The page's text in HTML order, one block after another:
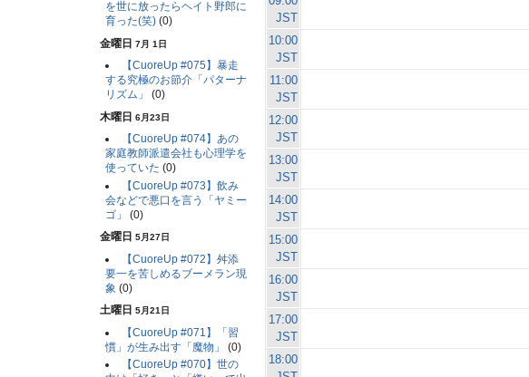
JST
10:00
JST
11:00
JST
12:00
JST
13:00
JST
14:00
JST
15:00
JST
16:00
JST
17:00
JST
18:00
を世に放ったらヘイト野郎に
育った(笑) (0)
金曜日 7月 1日
【CuoreUp #075】暴走
する究極のお節介「パターナ
リズム」
(0)
木曜日 6月23日
【CuoreUp #074】あの
家庭教師派遣会社も心理学を
使っていた (0)
【CuoreUp #073】飲み
会などで悪口を言う「ヤミー
ゴ」
(0)
金曜日 5月27日
【CuoreUp #072】舛添
要一を苦しめるブーメラン現
象 (0)
土曜日 5月21日
【CuoreUp #071】「習
慣」が生み出す「魔物」
(0)
【CuoreUp #070】世の